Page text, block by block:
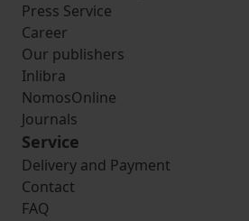
Press Service
Career
Our publishers
Inlibra
NomosOnline
Journals
Service
Delivery and Payment
Contact
FAQ